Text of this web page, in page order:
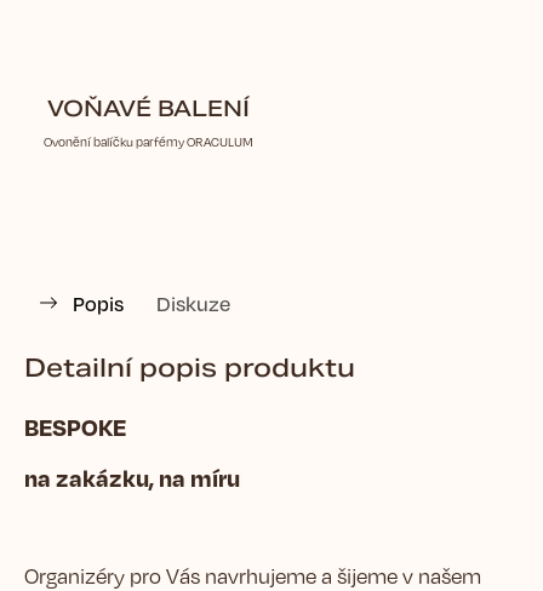
VOŇAVÉ BALENÍ
Ovonění balíčku parfémy ORACULUM
Popis Diskuze
Detailní popis produktu
BESPOKE
na zakázku, na míru
Organizéry pro Vás navrhujeme a šijeme v našem